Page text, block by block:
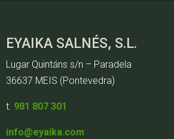
EYAIKA SALNÉS, S.L.
Lugar Quintáns s/n – Paradela
36637 MEIS (Pontevedra)
t. 981 807 301
info@eyaika.com